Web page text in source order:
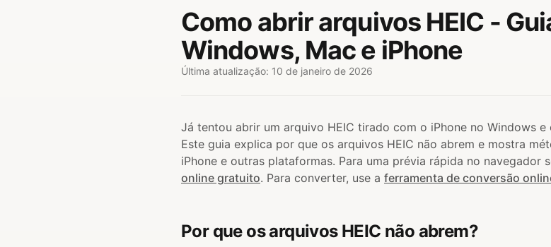
Como abrir arquivos HEIC -
Windows, Mac e iPhone
Última atualização: 10 de janeiro de 2026
Já tentou abrir um arquivo HEIC tirado com o iPhone no Windows
Este guia explica por que os arquivos HEIC não abrem e mostra
iPhone e outras plataformas. Para uma prévia rápida no navegador
online gratuito. Para converter, use a ferramenta de conversão
Por que os arquivos HEIC não abrem?